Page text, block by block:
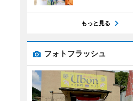
もっと見る
フォトフラッシュ